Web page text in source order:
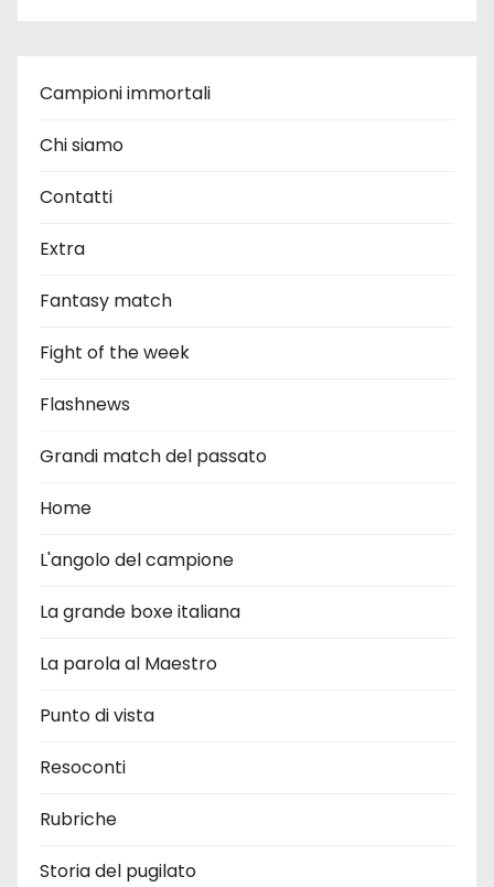
Campioni immortali
Chi siamo
Contatti
Extra
Fantasy match
Fight of the week
Flashnews
Grandi match del passato
Home
L'angolo del campione
La grande boxe italiana
La parola al Maestro
Punto di vista
Resoconti
Rubriche
Storia del pugilato